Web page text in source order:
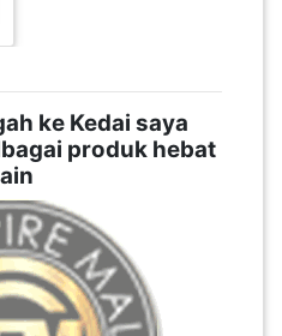
ke Kedai saya
produk hebat